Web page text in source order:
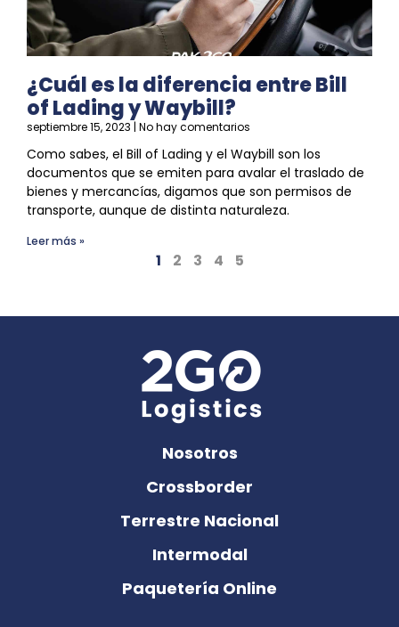
¿Cuál es la diferencia entre Bill
of Lading y Waybill?
septiembre 15, 2023 No hay comentarios
Como sabes, el Bill of Lading y el Waybill son los
documentos que se emiten para avalar el traslado de
bienes y mercancías, digamos que son permisos de
transporte, aunque de distinta naturaleza.
Leer más »
1 2 3 4 5
Nosotros
Crossborder
Terrestre Nacional
Intermodal
Paquetería Online